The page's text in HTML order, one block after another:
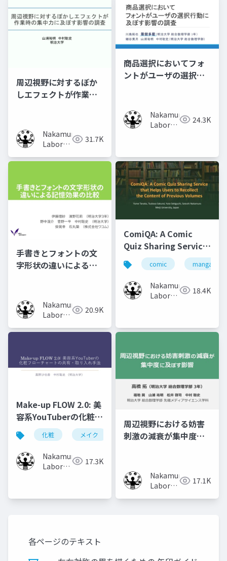
周辺視野に対するぼか
しエフェクトが作業時
Nakamura
Laboratory
University)
31.7K
商品選択においてフォ
ントがユーザの選択行
Nakamura
Laboratory 24.3K
手書きとフォントの文
字形状の違いによる記
Nakamura
Laboratory
University)
20.9K
ComiQA: A Comic
Quiz Sharing Service
that Helps Users to
Recollect the
Content of Previous
Volumes
comic manga
Nakamura
Laboratory 18.4K
Make-up FLOW 2.0: 美
容系YouTuberの化粧フ
ローチャートの共有・
取り入れ手法
化粧 メイク 化粧工程 フローチャート
Nakamura
Laboratory 17.3K
周辺視野における妨害
刺激の減衰が集中度に
Nakamura
Laboratory 17.1K
各ページのテキスト